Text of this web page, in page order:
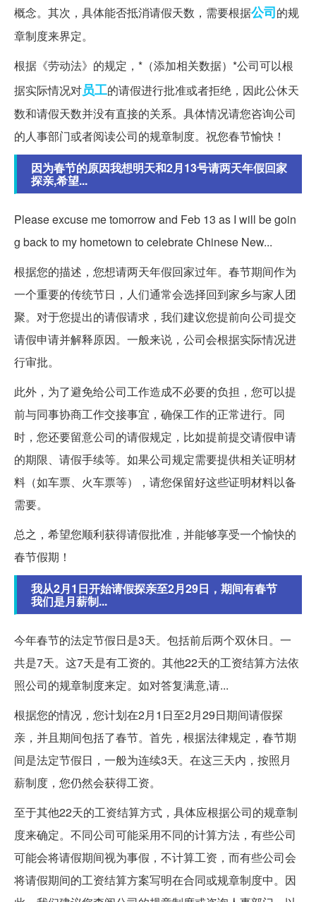
概念。其次，具体能否抵消请假天数，需要根据公司的规
章制度来界定。
根据《劳动法》的规定，*（添加相关数据）*公司可以根
据实际情况对员工的请假进行批准或者拒绝，因此公休天
数和请假天数并没有直接的关系。具体情况请您咨询公司
的人事部门或者阅读公司的规章制度。祝您春节愉快！
因为春节的原因我想明天和2月13号请两天年假回家
探亲,希望...
Please excuse me tomorrow and Feb 13 as I will be goin
g back to my hometown to celebrate Chinese New...
根据您的描述，您想请两天年假回家过年。春节期间作为
一个重要的传统节日，人们通常会选择回到家乡与家人团
聚。对于您提出的请假请求，我们建议您提前向公司提交
请假申请并解释原因。一般来说，公司会根据实际情况进
行审批。
此外，为了避免给公司工作造成不必要的负担，您可以提
前与同事协商工作交接事宜，确保工作的正常进行。同
时，您还要留意公司的请假规定，比如提前提交请假申请
的期限、请假手续等。如果公司规定需要提供相关证明材
料（如车票、火车票等），请您保留好这些证明材料以备
需要。
总之，希望您顺利获得请假批准，并能够享受一个愉快的
春节假期！
我从2月1日开始请假探亲至2月29日，期间有春节
我们是月薪制...
今年春节的法定节假日是3天。包括前后两个双休日。一
共是7天。这7天是有工资的。其他22天的工资结算方法依
照公司的规章制度来定。如对答复满意,请...
根据您的情况，您计划在2月1日至2月29日期间请假探
亲，并且期间包括了春节。首先，根据法律规定，春节期
间是法定节假日，一般为连续3天。在这三天内，按照月
薪制度，您仍然会获得工资。
至于其他22天的工资结算方式，具体应根据公司的规章制
度来确定。不同公司可能采用不同的计算方法，有些公司
可能会将请假期间视为事假，不计算工资，而有些公司会
将请假期间的工资结算方案写明在合同或规章制度中。因